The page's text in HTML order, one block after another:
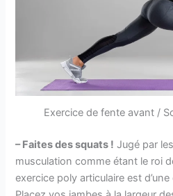
Exercice de fente avant /
– Faites des squats ! Jugé par
musculation comme étant le roi
exercice poly articulaire est